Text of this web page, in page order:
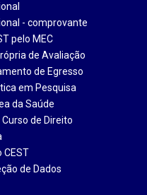
- comprovante
pelo MEC
de Avaliação
de Egresso
em Pesquisa
da Saúde
de Direito
CEST
de Dados